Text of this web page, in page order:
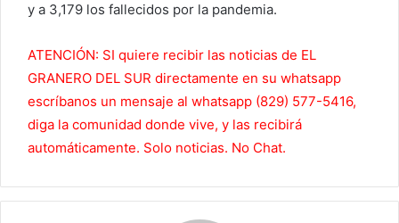
y a 3,179 los fallecidos por la pandemia.
ATENCIÓN: SI quiere recibir las noticias de EL
GRANERO DEL SUR directamente en su whatsapp
escríbanos un mensaje al whatsapp (829) 577-5416,
diga la comunidad donde vive, y las recibirá
automáticamente. Solo noticias. No Chat.